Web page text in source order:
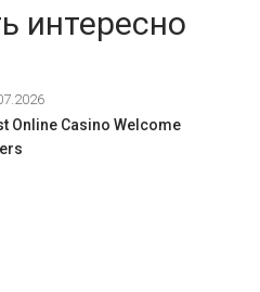
интересно
Online Casino Welcome